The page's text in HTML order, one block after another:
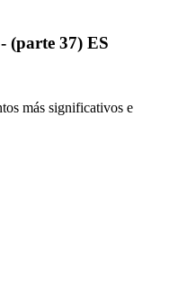
(parte 37) ES
más significativos e